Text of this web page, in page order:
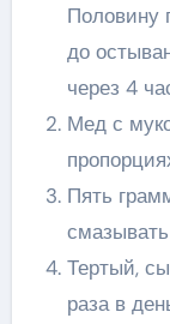
Половину
до
через 4
Мед с
Пять
Тертый,
раза в